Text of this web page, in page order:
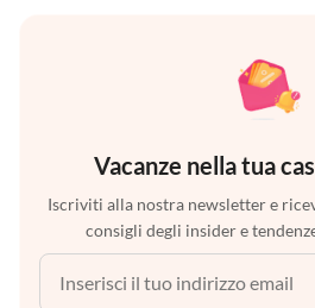
Vacanze nella tua
Iscriviti alla nostra newsletter e
consigli degli insider e